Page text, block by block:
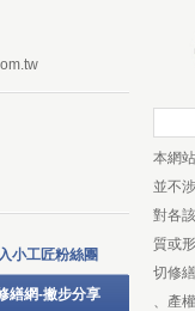
小工匠粉絲團
繕網-撇步分享
本網
並不
對各
質或
切修
、產